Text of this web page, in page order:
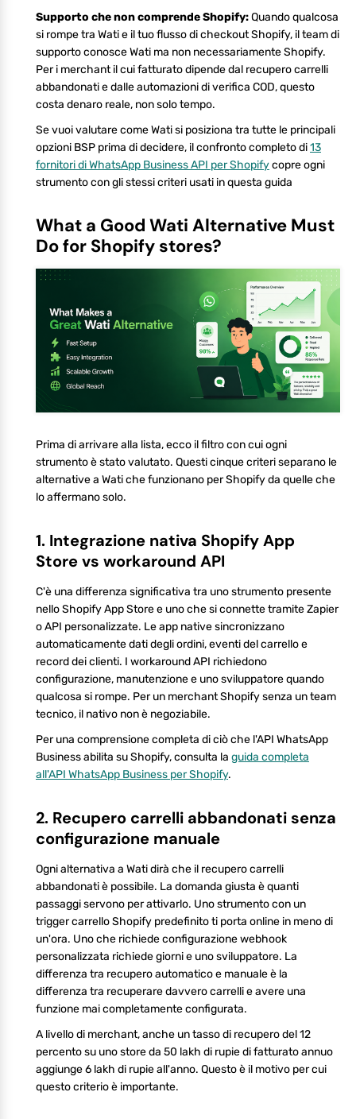
Supporto che non comprende Shopify:Quando qualcosa
si rompe tra Wati e il tuo flusso di checkout Shopify, il team di
supporto conosce Wati ma non necessariamente Shopify.
Per i merchant il cui fatturato dipende dal recupero carrelli
abbandonati e dalle automazioni di verifica COD, questo
costa denaro reale, non solo tempo.
Se vuoi valutare come Wati si posiziona tra tutte le principali
opzioni BSP prima di decidere, il confronto completo di13
fornitori di WhatsApp Business API per Shopifycopre ogni
strumento con gli stessi criteri usati in questa guida
What a Good Wati Alternative Must
Do for Shopify stores?
Prima di arrivare alla lista, ecco il filtro con cui ogni
strumento è stato valutato. Questi cinque criteri separano le
alternative a Wati che funzionano per Shopify da quelle che
lo affermano solo.
1. Integrazione nativa Shopify App
Store vs workaround API
C'è una differenza significativa tra uno strumento presente
nello Shopify App Store e uno che si connette tramite Zapier
o API personalizzate. Le app native sincronizzano
automaticamente dati degli ordini, eventi del carrello e
record dei clienti. I workaround API richiedono
configurazione, manutenzione e uno sviluppatore quando
qualcosa si rompe. Per un merchant Shopify senza un team
tecnico, il nativo non è negoziabile.
Per una comprensione completa di ciò che l'API WhatsApp
Business abilita su Shopify, consulta la guida completa
all'API WhatsApp Business per Shopify.
2. Recupero carrelli abbandonati senza
configurazione manuale
Ogni alternativa a Wati dirà che il recupero carrelli
abbandonati è possibile. La domanda giusta è quanti
passaggi servono per attivarlo. Uno strumento con un
trigger carrello Shopify predefinito ti porta online in meno di
un'ora. Uno che richiede configurazione webhook
personalizzata richiede giorni e uno sviluppatore. La
differenza tra recupero automatico e manuale è la
differenza tra recuperare davvero carrelli e avere una
funzione mai completamente configurata.
A livello di merchant, anche un tasso di recupero del 12
percento su uno store da 50 lakh di rupie di fatturato annuo
aggiunge 6 lakh di rupie all'anno. Questo è il motivo per cui
questo criterio è importante.